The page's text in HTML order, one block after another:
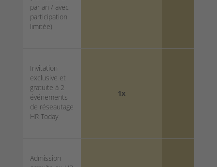
par an / avec
participation
limitée)
Invitation
exclusive et
gratuite à 2
événements
de réseautage
HR Today
1x
Admission